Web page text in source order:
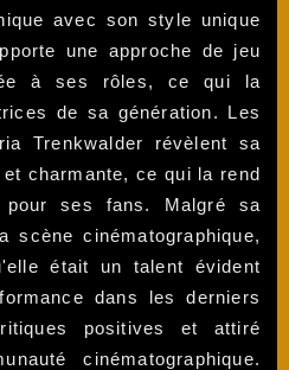
avec son style unique
une approche de jeu
à ses rôles, ce qui la
de sa génération. Les
Trenkwalder révèlent sa
charmante, ce qui la rend
pour ses fans. Malgré sa
scène cinématographique,
était un talent évident
dans les derniers
positives et attiré
cinématographique.